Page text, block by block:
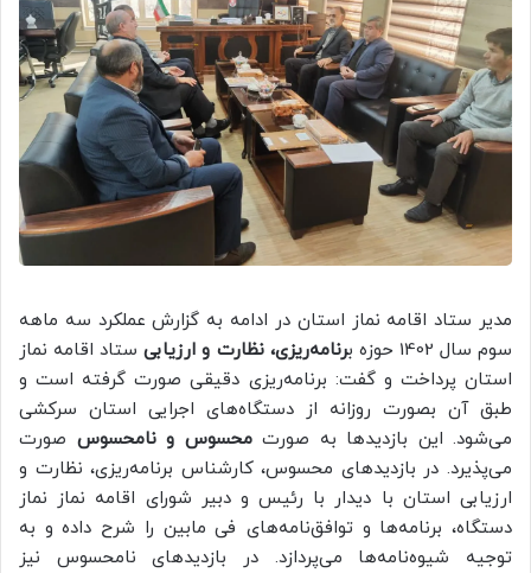
مدیر ستاد اقامه نماز استان در ادامه به گزارش عملکرد سه ماهه
سوم سال 1402 حوزه ب
رنامه‌ریزی، نظارت و ارزیابیستاد اقامه نماز
استان پرداخت و گفت: برنامه‌ریزی دقیقی صورت گرفته است و
طبق آن بصورت روزانه از دستگاه‌های اجرایی استان سرکشی
می‌شود. این بازدیدها به صورتمحسوس و نامحسوس صورت
می‌پذیرد. در بازدیدهای محسوس، کارشناس برنامه‌ریزی، نظارت و
ارزیابی استان با دیدار با رئیس و دبیر شورای اقامه نماز نماز
دستگاه، برنامه‌ها و توافق‌نامه‌های فی مابین را شرح داده و به
توجیه شیوه‌نامه‌ها می‌پردازد. در بازدید‌های نامحسوس نیز